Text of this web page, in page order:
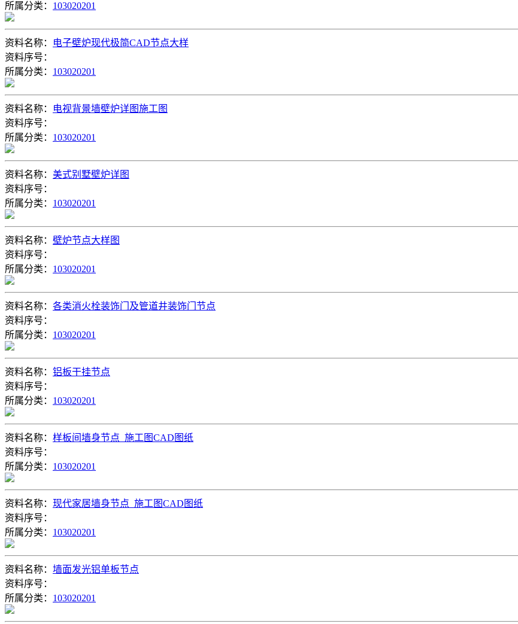
所属分类： 103020201
资料名称：
电子壁炉现代极简CAD节点大样
资料序号：
所属分类： 103020201
资料名称：
电视背景墙壁炉详图施工图
资料序号：
所属分类： 103020201
资料名称： 美式别墅壁炉详图
资料序号：
所属分类： 103020201
资料名称： 壁炉节点大样图
资料序号：
所属分类： 103020201
资料名称： 各类消火栓装饰门及管道井装饰门节点
资料序号：
所属分类： 103020201
资料名称： 铝板干挂节点
资料序号：
所属分类： 103020201
资料名称： 样板间墙身节点_施工图CAD图纸
资料序号：
所属分类： 103020201
资料名称： 现代家居墙身节点_施工图CAD图纸
资料序号：
所属分类： 103020201
资料名称： 墙面发光铝单板节点
资料序号：
所属分类： 103020201